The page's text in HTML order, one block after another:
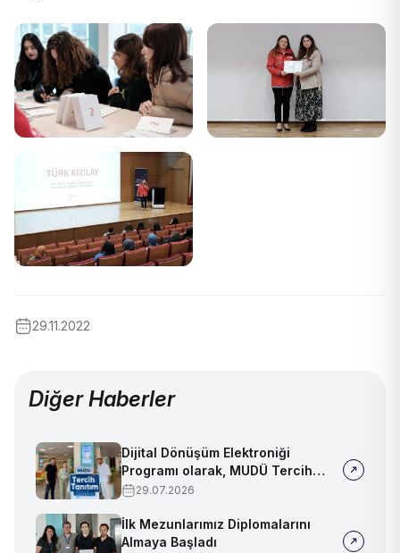
29.11.2022
Diğer Haberler
Dijital Dönüşüm Elektroniği
Programı olarak, MUDÜ Tercih
Tanıtım Günleri'nde biz de
29.07.2026
İlk Mezunlarımız Diplomalarını
Almaya Başladı